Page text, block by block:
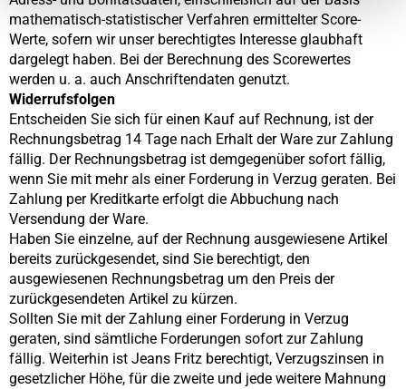
mathematisch-statistischer Verfahren ermittelter Score-
Werte, sofern wir unser berechtigtes Interesse glaubhaft
dargelegt haben. Bei der Berechnung des Scorewertes
werden u. a. auch Anschriftendaten genutzt.
Widerrufsfolgen
Entscheiden Sie sich für einen Kauf auf Rechnung, ist der
Rechnungsbetrag 14 Tage nach Erhalt der Ware zur Zahlung
fällig. Der Rechnungsbetrag ist demgegenüber sofort fällig,
wenn Sie mit mehr als einer Forderung in Verzug geraten. Bei
Zahlung per Kreditkarte erfolgt die Abbuchung nach
Versendung der Ware.
Haben Sie einzelne, auf der Rechnung ausgewiesene Artikel
bereits zurückgesendet, sind Sie berechtigt, den
ausgewiesenen Rechnungsbetrag um den Preis der
zurückgesendeten Artikel zu kürzen.
Sollten Sie mit der Zahlung einer Forderung in Verzug
geraten, sind sämtliche Forderungen sofort zur Zahlung
fällig. Weiterhin ist Jeans Fritz berechtigt, Verzugszinsen in
gesetzlicher Höhe, für die zweite und jede weitere Mahnung